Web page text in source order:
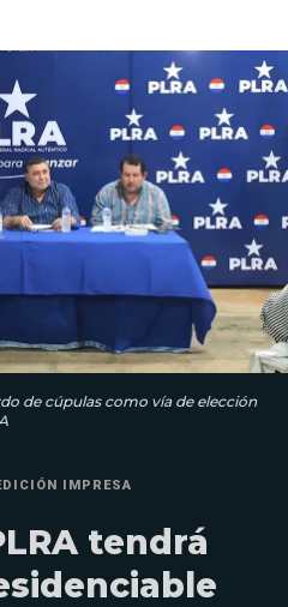
de cúpulas como vía de elección
IMPRESA
tendrá